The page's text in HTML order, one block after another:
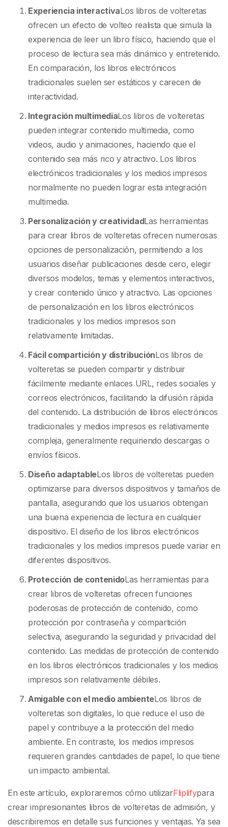
Experiencia interactivaLos libros de volteretas
ofrecen un efecto de volteo realista que simula la
experiencia de leer un libro físico, haciendo que el
proceso de lectura sea más dinámico y entretenido.
En comparación, los libros electrónicos
tradicionales suelen ser estáticos y carecen de
interactividad.
Integración multimediaLos libros de volteretas
pueden integrar contenido multimedia, como
videos, audio y animaciones, haciendo que el
contenido sea más rico y atractivo. Los libros
electrónicos tradicionales y los medios impresos
normalmente no pueden lograr esta integración
multimedia.
Personalización y creatividadLas herramientas
para crear libros de volteretas ofrecen numerosas
opciones de personalización, permitiendo a los
usuarios diseñar publicaciones desde cero, elegir
diversos modelos, temas y elementos interactivos,
y crear contenido único y atractivo. Las opciones
de personalización en los libros electrónicos
tradicionales y los medios impresos son
relativamente limitadas.
Fácil compartición y distribuciónLos libros de
volteretas se pueden compartir y distribuir
fácilmente mediante enlaces URL, redes sociales y
correos electrónicos, facilitando la difusión rápida
del contenido. La distribución de libros electrónicos
tradicionales y medios impresos es relativamente
compleja, generalmente requiriendo descargas o
envíos físicos.
Diseño adaptableLos libros de volteretas pueden
optimizarse para diversos dispositivos y tamaños de
pantalla, asegurando que los usuarios obtengan
una buena experiencia de lectura en cualquier
dispositivo. El diseño de los libros electrónicos
tradicionales y los medios impresos puede variar en
diferentes dispositivos.
Protección de contenidoLas herramientas para
crear libros de volteretas ofrecen funciones
poderosas de protección de contenido, como
protección por contraseña y compartición
selectiva, asegurando la seguridad y privacidad del
contenido. Las medidas de protección de contenido
en los libros electrónicos tradicionales y los medios
impresos son relativamente débiles.
Amigable con el medio ambienteLos libros de
volteretas son digitales, lo que reduce el uso de
papel y contribuye a la protección del medio
ambiente. En contraste, los medios impresos
requieren grandes cantidades de papel, lo que tiene
un impacto ambiental.
En este artículo, exploraremos cómo utilizarFliplifypara
crear impresionantes libros de volteretas de admisión, y
describiremos en detalle sus funciones y ventajas. Ya sea